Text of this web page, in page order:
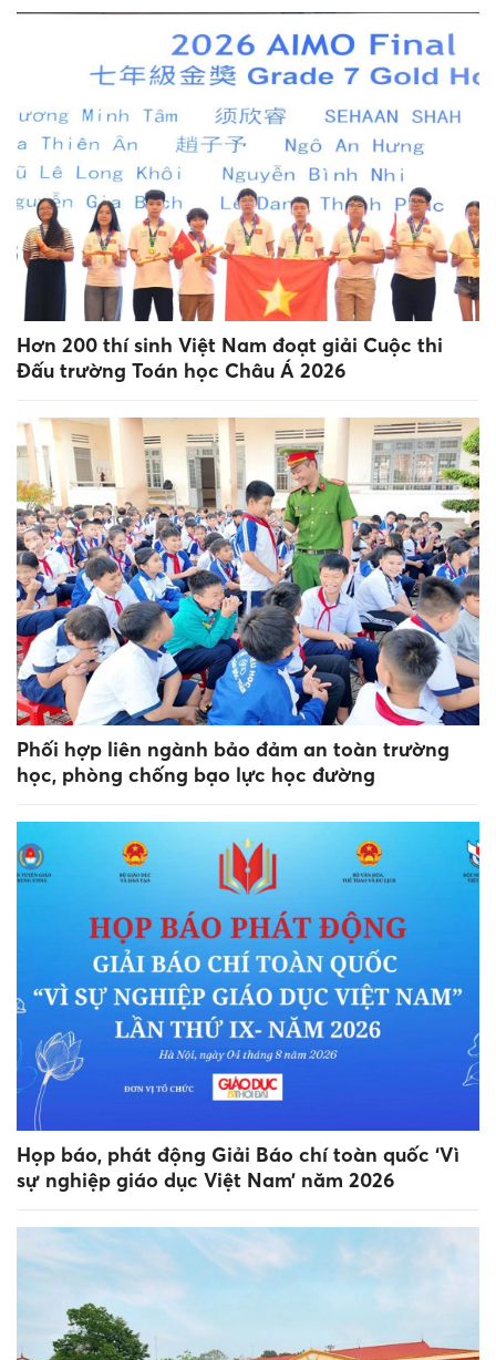
Hơn 200 thí sinh Việt Nam đoạt giải Cuộc thi
Đấu trường Toán học Châu Á 2026
Phối hợp liên ngành bảo đảm an toàn trường
học, phòng chống bạo lực học đường
Họp báo, phát động Giải Báo chí toàn quốc ‘Vì
sự nghiệp giáo dục Việt Nam’ năm 2026